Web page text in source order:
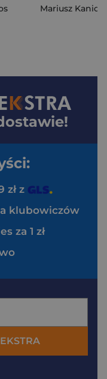
Mariusz Kanios
zł z
klubowiczów
za 1 zł